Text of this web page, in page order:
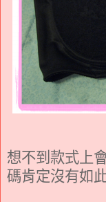
想不到款式上
碼肯定沒有如